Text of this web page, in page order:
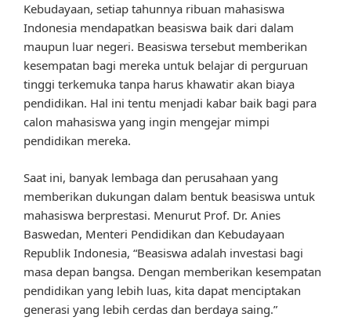
Kebudayaan, setiap tahunnya ribuan mahasiswa
Indonesia mendapatkan beasiswa baik dari dalam
maupun luar negeri. Beasiswa tersebut memberikan
kesempatan bagi mereka untuk belajar di perguruan
tinggi terkemuka tanpa harus khawatir akan biaya
pendidikan. Hal ini tentu menjadi kabar baik bagi para
calon mahasiswa yang ingin mengejar mimpi
pendidikan mereka.
Saat ini, banyak lembaga dan perusahaan yang
memberikan dukungan dalam bentuk beasiswa untuk
mahasiswa berprestasi. Menurut Prof. Dr. Anies
Baswedan, Menteri Pendidikan dan Kebudayaan
Republik Indonesia, “Beasiswa adalah investasi bagi
masa depan bangsa. Dengan memberikan kesempatan
pendidikan yang lebih luas, kita dapat menciptakan
generasi yang lebih cerdas dan berdaya saing.”